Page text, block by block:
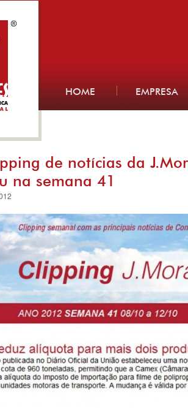
HOME EMPRESA
de notícias da
na semana 41